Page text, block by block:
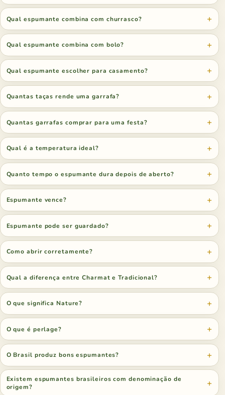
Qual espumante combina com churrasco?
Qual espumante combina com bolo?
Qual espumante escolher para casamento?
Quantas taças rende uma garrafa?
Quantas garrafas comprar para uma festa?
Qual é a temperatura ideal?
Quanto tempo o espumante dura depois de aberto?
Espumante vence?
Espumante pode ser guardado?
Como abrir corretamente?
Qual a diferença entre Charmat e Tradicional?
O que significa Nature?
O que é perlage?
O Brasil produz bons espumantes?
Existem espumantes brasileiros com denominação de
origem?